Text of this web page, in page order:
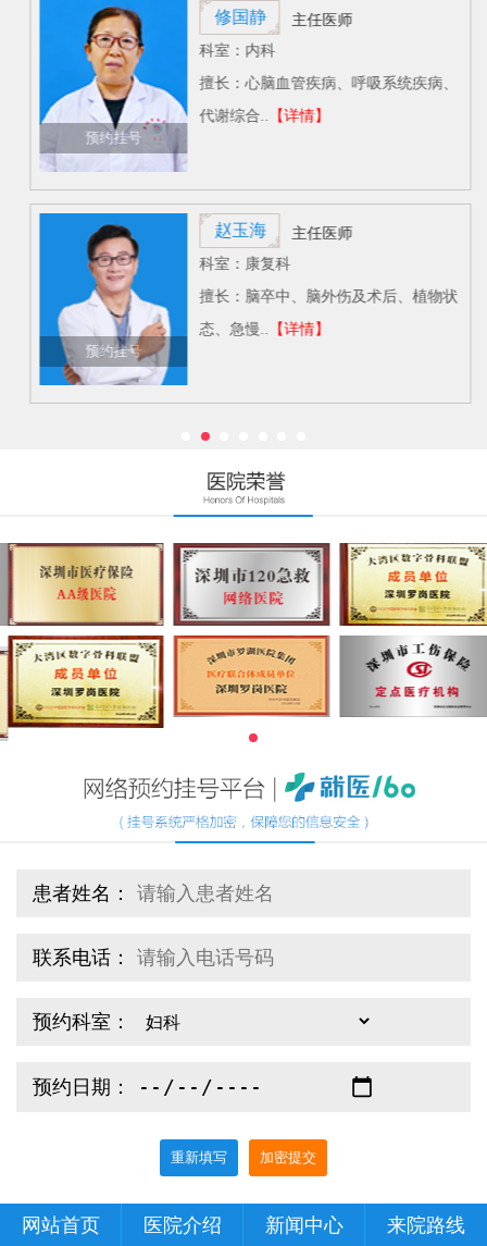
预约挂号
修国静
主任医师
科室：内科
擅长：心脑血管疾病、呼吸系统疾病、
代谢综合..【详情】
预约挂号
赵玉海
主任医师
科室：康复科
擅长：脑卒中、脑外伤及术后、植物状
态、急慢..【详情】
患者姓名：
联系电话：
预约科室：
预约日期：
重新填写 加密提交
网站首页 医院介绍 新闻中心 来院路线